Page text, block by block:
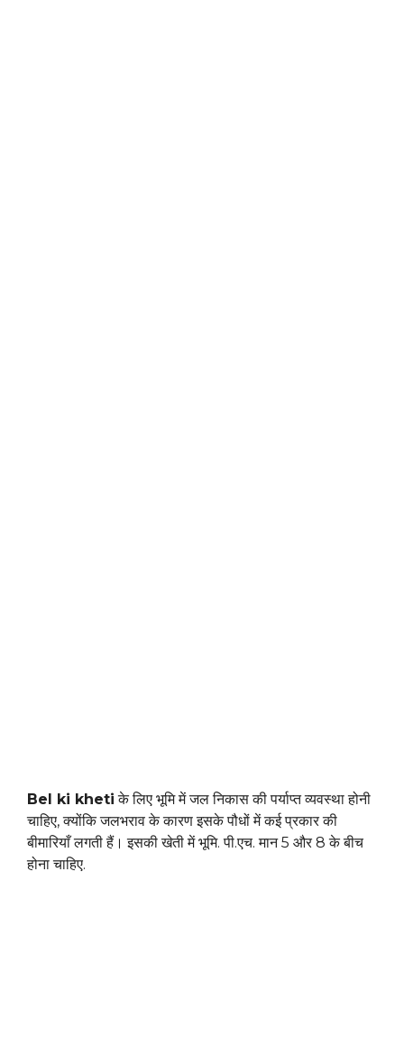
Bel ki kheti के लिए भूमि में जल निकास की पर्याप्त व्यवस्था होनी
चाहिए, क्योंकि जलभराव के कारण इसके पौधों में कई प्रकार की
बीमारियाँ लगती हैं। इसकी खेती में भूमि. पी.एच. मान 5 और 8 के बीच
होना चाहिए.